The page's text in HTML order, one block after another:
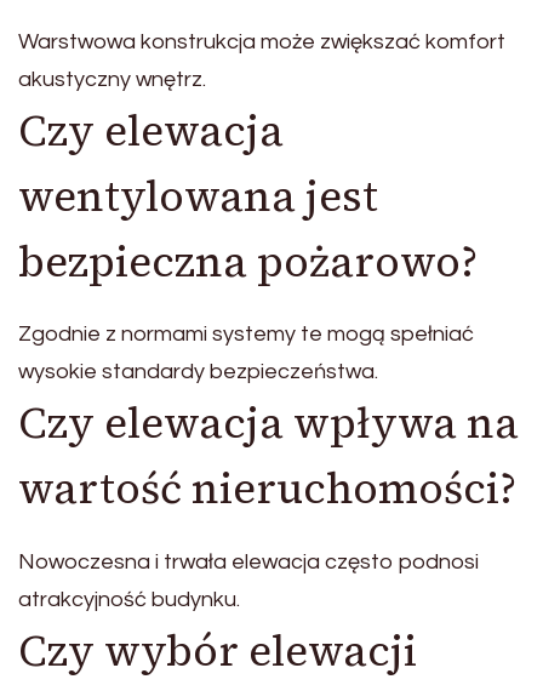
Warstwowa konstrukcja może zwiększać komfort
akustyczny wnętrz.
Czy elewacja
wentylowana jest
bezpieczna pożarowo?
Zgodnie z normami systemy te mogą spełniać
wysokie standardy bezpieczeństwa.
Czy elewacja wpływa na
wartość nieruchomości?
Nowoczesna i trwała elewacja często podnosi
atrakcyjność budynku.
Czy wybór elewacji